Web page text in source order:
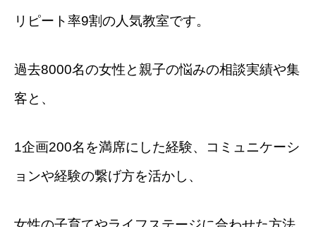
リピート率9割の人気教室です。
過去8000名の女性と親子の悩みの相談実績や集
客と、
1企画200名を満席にした経験、コミュニケーシ
ョンや経験の繋げ方を活かし、